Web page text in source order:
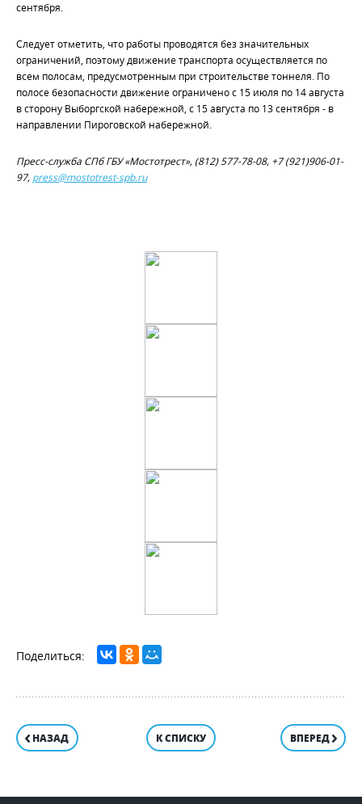
сентября.
Следует отметить, что работы проводятся без значительных
ограничений, поэтому движение транспорта осуществляется по
всем полосам, предусмотренным при строительстве тоннеля. По
полосе безопасности движение ограничено с 15 июля по 14 августа
в сторону Выборгской набережной, с 15 августа по 13 сентября - в
направлении Пироговской набережной.
Пресс-служба СПб ГБУ «Мостотрест», (812) 577-78-08, +7 (921)906-01-
97, press@mostotrest-spb.ru
НАЗАД К СПИСКУ ВПЕРЕД